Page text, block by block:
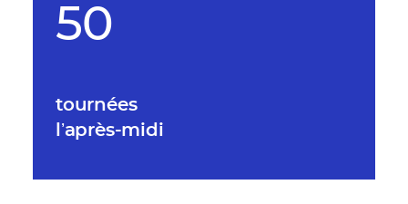
50
tournées
lʼaprès-midi